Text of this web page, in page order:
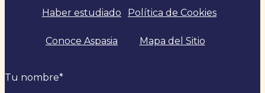
Haber estudiado
Conoce Aspasia
Política de Cookies
Mapa del Sitio
Tu nombre*